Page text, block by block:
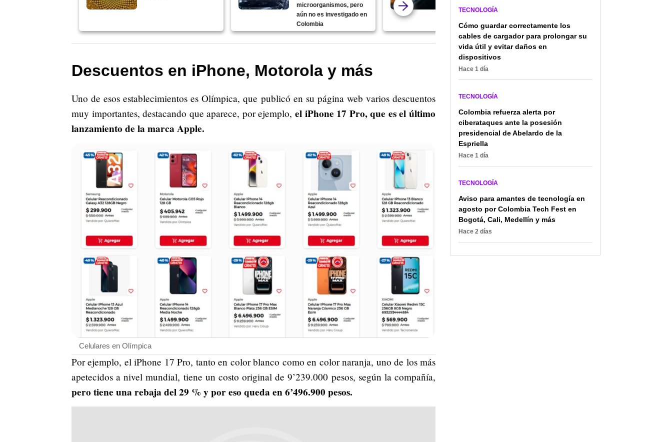
microorganismos, pero
aún no es investigado en
Colombia
deextinción
Descuentos en iPhone, Motorola y más
Uno de esos establecimientos es Olímpica, que publicó en su página web varios descuentos
muy importantes, destacando que aparece, por ejemplo, el iPhone 17 Pro, que es el último
lanzamiento de la marca Apple.
Celulares en Olímpica
Por ejemplo, el iPhone 17 Pro, tanto en color blanco como en color naranja, uno de los más
apetecidos a nivel mundial, tiene un costo original de 9’239.000 pesos, según la compañía,
pero tiene una rebaja del 29 % y por eso queda en 6’496.900 pesos.
TECNOLOGÍA
Cómo guardar correctamente los
cables de cargador para prolongar su
vida útil y evitar daños en
dispositivos
Hace 1 día
TECNOLOGÍA
Colombia refuerza alerta por
ciberataques ante la posesión
presidencial de Abelardo de la
Espriella
Hace 1 día
TECNOLOGÍA
Aviso para amantes de tecnología en
agosto por Colombia Tech Fest en
Bogotá, Cali, Medellín y más
Hace 2 días